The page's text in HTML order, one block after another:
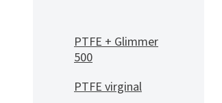
PTFE + Glimmer
500
PTFE virginal